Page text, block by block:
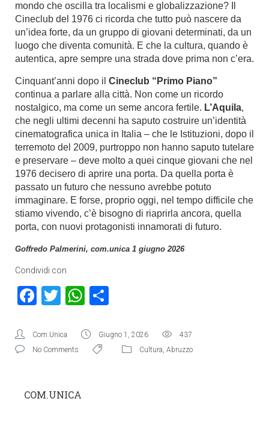
mondo che oscilla tra localismi e globalizzazione? Il
Cineclub del 1976 ci ricorda che tutto può nascere da
un’idea forte, da un gruppo di giovani determinati, da un
luogo che diventa comunità. E che la cultura, quando è
autentica, apre sempre una strada dove prima non c’era.
Cinquant’anni dopo il Cineclub “Primo Piano”
continua a parlare alla città. Non come un ricordo
nostalgico, ma come un seme ancora fertile. L’Aquila,
che negli ultimi decenni ha saputo costruire un’identità
cinematografica unica in Italia – che le Istituzioni, dopo il
terremoto del 2009, purtroppo non hanno saputo tutelare
e preservare – deve molto a quei cinque giovani che nel
1976 decisero di aprire una porta. Da quella porta è
passato un futuro che nessuno avrebbe potuto
immaginare. E forse, proprio oggi, nel tempo difficile che
stiamo vivendo, c’è bisogno di riaprirla ancora, quella
porta, con nuovi protagonisti innamorati di futuro.
Goffredo Palmerini, com.unica 1 giugno 2026
Condividi con
Facebook
TwitterWhatsApp
Com.Unica Giugno 1, 2026
437
No Comments
Cultura, Abruzzo
COM.UNICA